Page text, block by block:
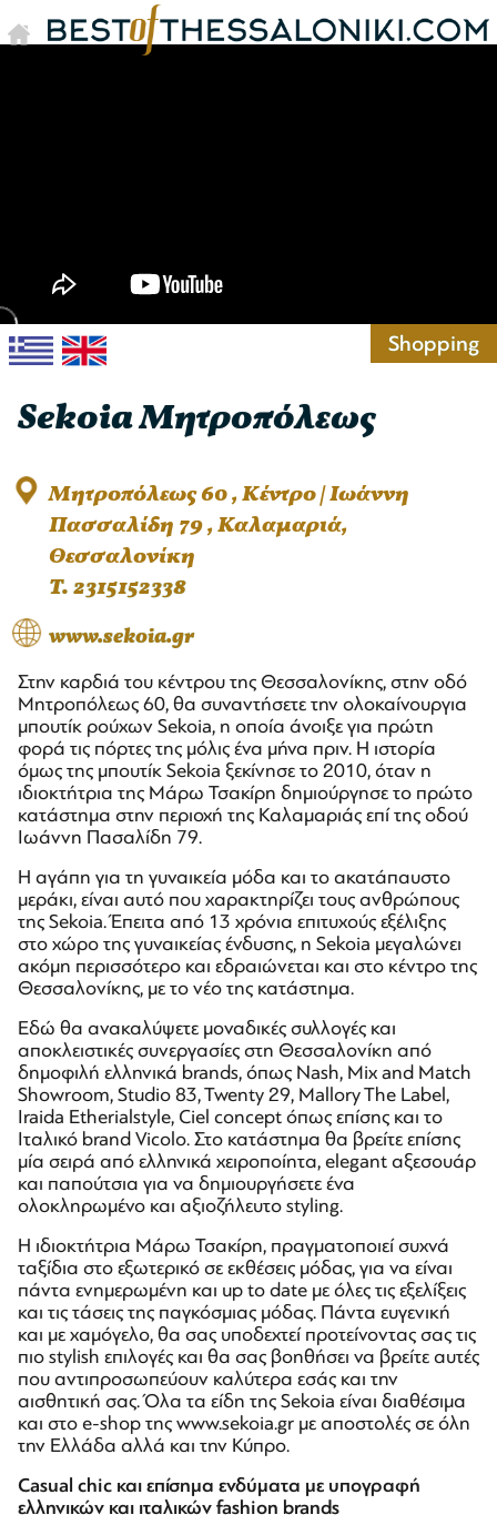
Shopping
Sekoia Μητροπόλεως
Μητροπόλεως 60 , Kέντρο | Ιωάννη
Πασσαλίδη 79 , Καλαμαριά,
Θεσσαλονίκη
T. 2315152338
www.sekoia.gr
Στην καρδιά του κέντρου της Θεσσαλονίκης, στην οδό
Μητροπόλεως 60, θα συναντήσετε την ολοκαίνουργια
μπουτίκ ρούχων Sekoia, η οποία άνοιξε για πρώτη
φορά τις πόρτες της μόλις ένα μήνα πριν. Η ιστορία
όμως της μπουτίκ Sekoia ξεκίνησε το 2010, όταν η
ιδιοκτήτρια της Μάρω Τσακίρη δημιούργησε το πρώτο
κατάστημα στην περιοχή της Καλαμαριάς επί της οδού
Ιωάννη Πασαλίδη 79.
Η αγάπη για τη γυναικεία μόδα και το ακατάπαυστο
μεράκι, είναι αυτό που χαρακτηρίζει τους ανθρώπους
της Sekoia. Έπειτα από 13 χρόνια επιτυχούς εξέλιξης
στο χώρο της γυναικείας ένδυσης, η Sekoia μεγαλώνει
ακόμη περισσότερο και εδραιώνεται και στο κέντρο της
Θεσσαλονίκης, με το νέο της κατάστημα.
Εδώ θα ανακαλύψετε μοναδικές συλλογές και
αποκλειστικές συνεργασίες στη Θεσσαλονίκη από
δημοφιλή ελληνικά brands, όπως Nash, Mix and Match
Showroom, Studio 83, Twenty 29, Mallory The Label,
Iraida Etherialstyle, Ciel concept όπως επίσης και το
Ιταλικό brand Vicolo. Στο κατάστημα θα βρείτε επίσης
μία σειρά από ελληνικά χειροποίητα, elegant αξεσουάρ
και παπούτσια για να δημιουργήσετε ένα
ολοκληρωμένο και αξιοζήλευτο styling.
Η ιδιοκτήτρια Μάρω Τσακίρη, πραγματοποιεί συχνά
ταξίδια στο εξωτερικό σε εκθέσεις μόδας, για να είναι
πάντα ενημερωμένη και up to date με όλες τις εξελίξεις
και τις τάσεις της παγκόσμιας μόδας. Πάντα ευγενική
και με χαμόγελο, θα σας υποδεχτεί προτείνοντας σας τις
πιο stylish επιλογές και θα σας βοηθήσει να βρείτε αυτές
που αντιπροσωπεύουν καλύτερα εσάς και την
αισθητική σας. Όλα τα είδη της Sekoia είναι διαθέσιμα
και στο e-shop της www.sekoia.gr με αποστολές σε όλη
την Ελλάδα αλλά και την Κύπρο.
Casual chic και επίσημα ενδύματα με υπογραφή
ελληνικών και ιταλικών fashion brands